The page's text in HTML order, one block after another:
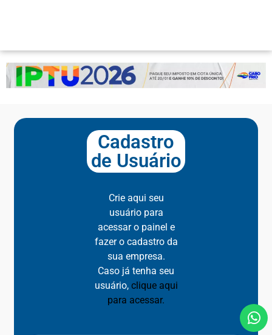
Cadastro
de Usuário
Crie aqui seu
usuário para
acessar o painel e
fazer o cadastro da
sua empresa.
Caso já tenha seu
usuário,clique aqui
para acessar.